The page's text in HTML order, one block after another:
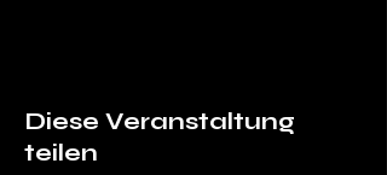
Diese Veranstaltung
teilen